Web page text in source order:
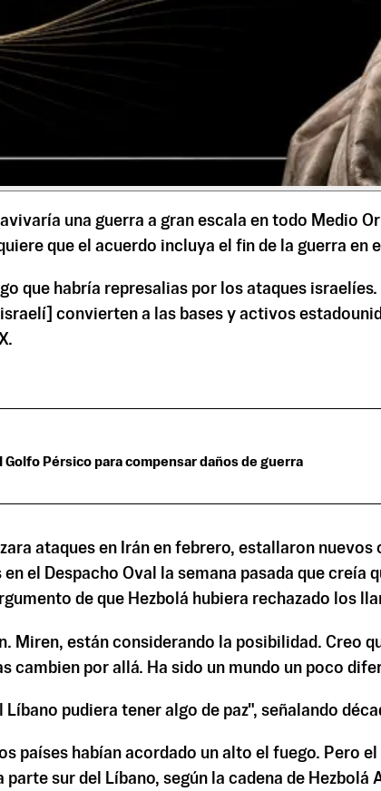
una guerra a gran escala en todo Medio
que el acuerdo incluya el fin de la guerra en
que habría represalias por los ataques
convierten a las bases y activos
Pérsico para compensar daños de guerra
ataques en Irán en febrero, estallaron
el Despacho Oval la semana pasada que creía
de que Hezbolá hubiera rechazado los
Miren, están considerando la posibilidad. Creo
cambien por allá. Ha sido un mundo un poco
Líbano pudiera tener algo de paz", señalando
países habían acordado un alto el fuego. Pero
sur del Líbano, según la cadena de Hezbolá